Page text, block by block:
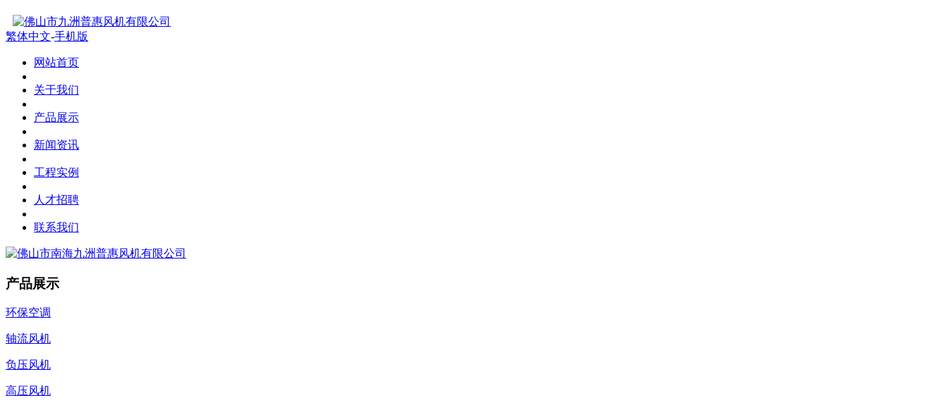
繁体中文-手机版
网站首页
关于我们
产品展示
新闻资讯
工程实例
人才招聘
联系我们
产品展示
环保空调
轴流风机
负压风机
高压风机